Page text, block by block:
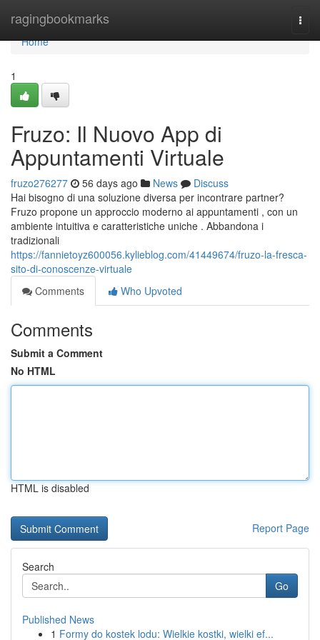
ragingbookmarks
Home
Home
1
Fruzo: Il Nuovo App di
Appuntamenti Virtuale
fruzo276277 56 days ago News
Discuss
Hai bisogno di una soluzione diversa per incontrare partner?
Fruzo propone un approccio moderno ai appuntamenti , con un
ambiente intuitiva e caratteristiche uniche . Abbandona i
tradizionali
https://fannietoyz600056.kylieblog.com/41449674/fruzo-la-fresca-
sito-di-conoscenze-virtuale
Comments
Who Upvoted
Comments
Submit a Comment
No HTML
HTML is disabled
Report Page
Search
Go
Published News
1 Formy do kostek lodu: Wielkie kostki, wielki ef...